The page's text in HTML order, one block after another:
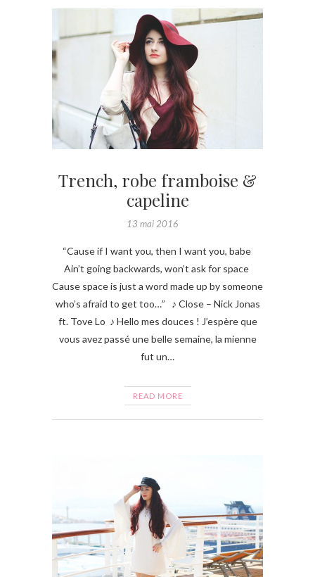
Trench, robe framboise &
capeline
13 mai 2016
“Cause if I want you, then I want you, babe
Ain’t going backwards, won’t ask for space
Cause space is just a word made up by someone
who’s afraid to get too…” ♪ Close – Nick Jonas
ft. Tove Lo ♪ Hello mes douces ! J’espère que
vous avez passé une belle semaine, la mienne
fut un…
READ MORE